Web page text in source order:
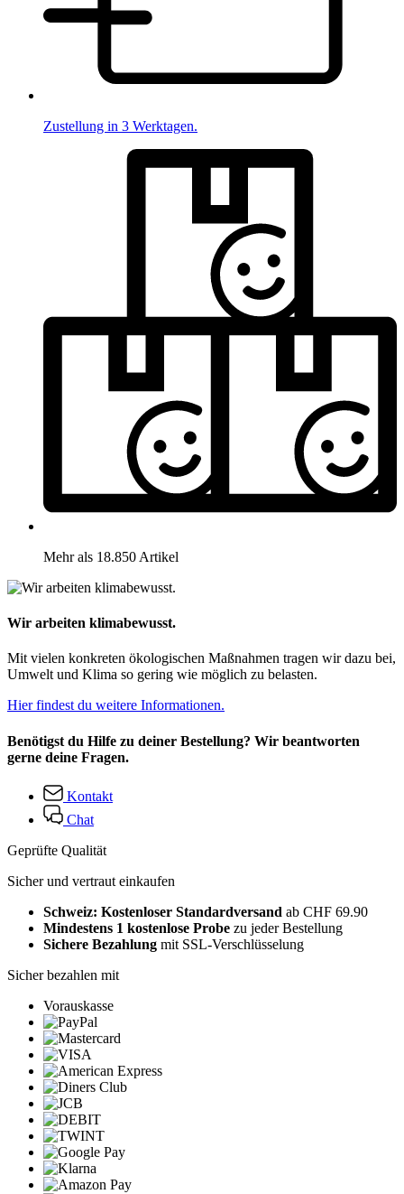
Zustellung in 3 Werktagen.
Mehr als 18.850 Artikel
Wir arbeiten klimabewusst.
Mit vielen konkreten ökologischen Maßnahmen tragen wir dazu bei,
Umwelt und Klima so gering wie möglich zu belasten.
Hier findest du weitere Informationen.
Benötigst du Hilfe zu deiner Bestellung? Wir beantworten
gerne deine Fragen.
Kontakt
Chat
Geprüfte Qualität
Sicher und vertraut einkaufen
Schweiz: Kostenloser Standardversand ab CHF 69.90
Mindestens 1 kostenlose Probe zu jeder Bestellung
Sichere Bezahlung mit SSL-Verschlüsselung
Sicher bezahlen mit
Vorauskasse